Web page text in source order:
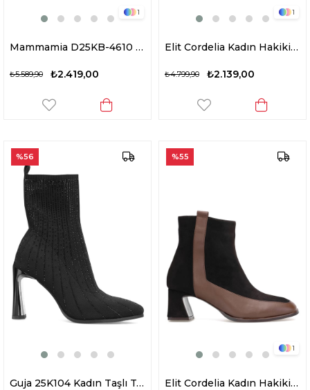
1
Mammamia D25KB-4610 Kadın Hakiki Deri Topuklu Bot Siyah
₺2.419,00
₺5.589,90
1
Elit Cordelia Kadın Hakiki Rugan Deri Klasik Topuklu Bot Siyah
₺2.139,00
₺4.799,90
Guja 25K104 Kadın Taşlı Topuklu Bot Siyah
%56
1
Elit Cordelia Kadın Hakiki Rugan Deri Klasik Topuklu Bot Kahverengi
%55